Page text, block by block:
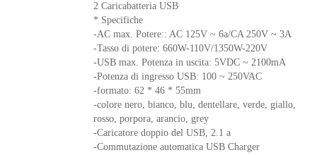
2 Caricabatteria USB
* Specifiche
-AC max. Potere:: AC 125V ~ 6a/CA 250V ~ 3A
-Tasso di potere: 660W-110V/1350W-220V
-USB max. Potenza in uscita: 5VDC ~ 2100mA
-Potenza di ingresso USB: 100 ~ 250VAC
-formato: 62 * 46 * 55mm
-colore nero, bianco, blu, dentellare, verde, giallo,
rosso, porpora, arancio, grey
-Caricatore doppio del USB, 2.1 a
-Commutazione automatica USB Charger